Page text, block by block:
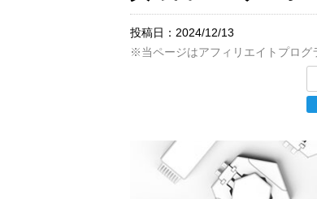
投稿日： 2024/12/13
※当ページはアフィリエイトプログ